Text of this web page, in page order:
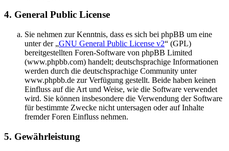
4. General Public License
Sie nehmen zur Kenntnis, dass es sich bei phpBB um eine
unter der „GNU General Public License v2“ (GPL)
bereitgestellten Foren-Software von phpBB Limited
(www.phpbb.com) handelt; deutschsprachige Informationen
werden durch die deutschsprachige Community unter
www.phpbb.de zur Verfügung gestellt. Beide haben keinen
Einfluss auf die Art und Weise, wie die Software verwendet
wird. Sie können insbesondere die Verwendung der Software
für bestimmte Zwecke nicht untersagen oder auf Inhalte
fremder Foren Einfluss nehmen.
5. Gewährleistung